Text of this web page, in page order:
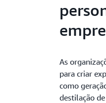
As
para criar
como
destilação